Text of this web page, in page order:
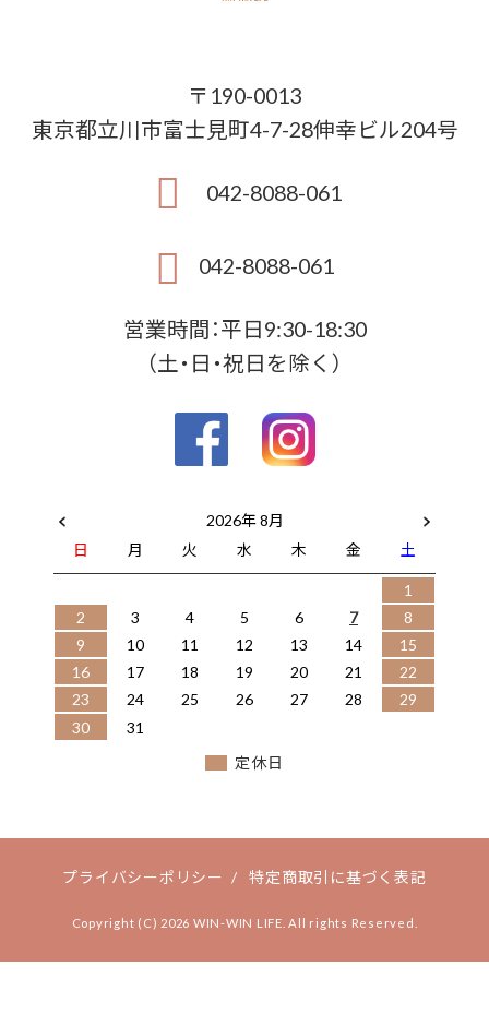
〒190-0013
東京都立川市富士見町4-7-28伸幸ビル204号
042-8088-061
042-8088-061
営業時間：平日9:30-18:30
（土・日・祝日を除く）
2026年 8月
日
月 火 水 木 金
土
1
2
3 4 5 6 7
8
9
10 11 12 13 14
15
16
17 18 19 20 21
22
23
24 25 26 27 28
29
30
31
定休日
プライバシーポリシー / 特定商取引に基づく表記
Copyright (C) 2026 WIN-WIN LIFE. All rights Reserved.